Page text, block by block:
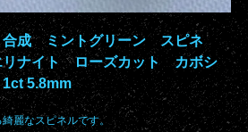
成 ミントグリーン スピネ
ナイト ローズカット カボシ
5.8mm
麗なスピネルです。